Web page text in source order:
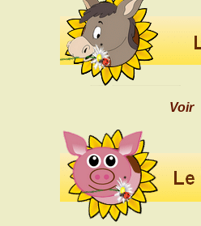
Voir